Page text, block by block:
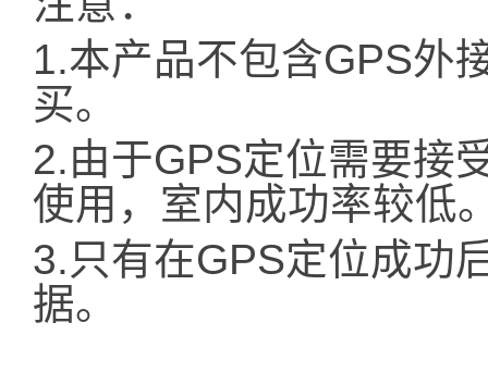
1.本产品不包含GPS外
买。
2.由于GPS定位需要接
使用，室内成功率较低
3.只有在GPS定位成功
据。